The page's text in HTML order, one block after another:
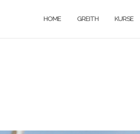
HOME GREITH KURSE